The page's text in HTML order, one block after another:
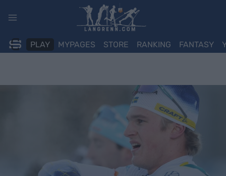
PLAY MYPAGES STORE RANKING FANTASY